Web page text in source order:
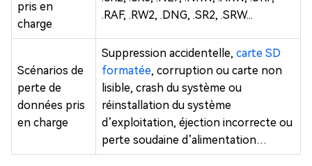
pris en
charge
.RAF, .RW2, .DNG, .SR2, .SRW...
Scénarios de
perte de
données pris
en charge
Suppression accidentelle, carte SD
formatée, corruption ou carte non
lisible, crash du système ou
réinstallation du système
d’exploitation, éjection incorrecte ou
perte soudaine d’alimentation…